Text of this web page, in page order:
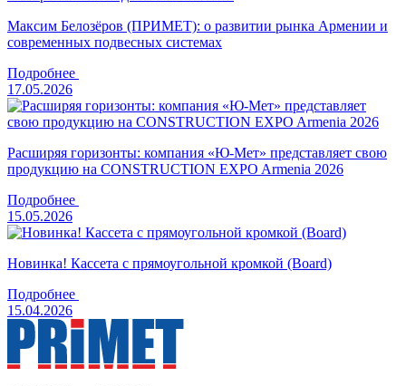
Максим Белозёров (ПРИМЕТ): о развитии рынка Армении и
современных подвесных системах
Подробнее
17.05.2026
Расширяя горизонты: компания «Ю-Мет» представляет свою
продукцию на CONSTRUCTION EXPO Armenia 2026
Подробнее
15.05.2026
Новинка! Кассета с прямоугольной кромкой (Board)
Подробнее
15.04.2026